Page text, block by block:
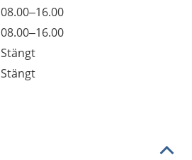
08.00–16.00
08.00–16.00
Stängt
Stängt